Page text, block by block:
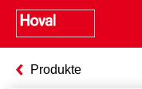
Produkte